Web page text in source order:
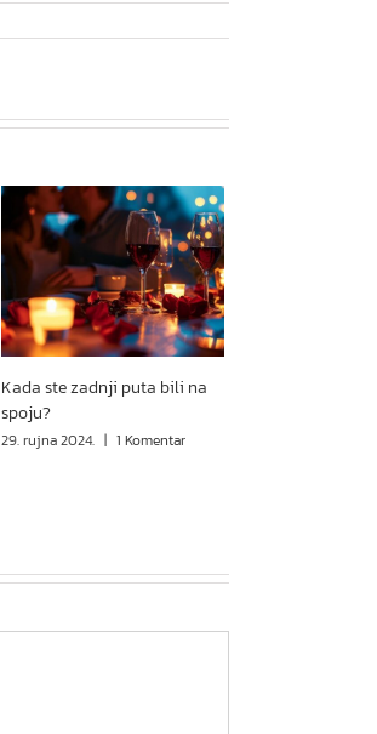
Kada ste zadnji puta bili na
spoju?
29. rujna 2024. | 1 Komentar